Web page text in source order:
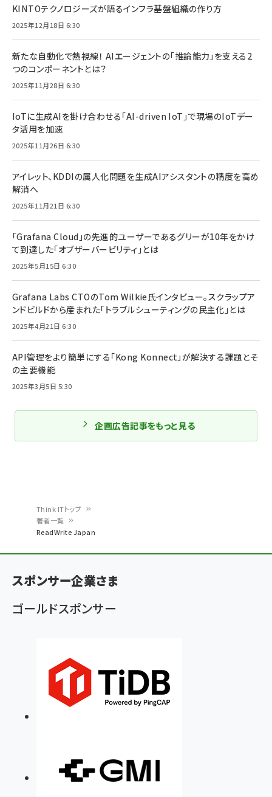
ン
く
ず
Think ITトップ
著者一覧
ReadWrite Japan
KINTOテクノロジーズが語るインフラ基盤組織の作り方
2025年12月18日 6:30
新たな自動化で熱視線！ AIエージェントの「推論能力」を支える2
つのコンポーネントとは？
2025年11月28日 6:30
IoTに生成AIを掛け合わせる「AI-driven IoT」で現場のIoTデー
タ活用を加速
2025年11月26日 6:30
アイレット、KDDIの属人化問題を生成AIアシスタントの精度を高め
解消へ
2025年11月21日 6:30
「Grafana Cloud」の先進的ユーザーであるグリーが10年をかけ
て到達した「オブザーバービリティ」とは
2025年5月15日 6:30
Grafana Labs CTOのTom Wilkie氏インタビュー。スクラップア
ンドビルドから産まれた「トラブルシューティングの民主化」とは
2025年4月21日 6:30
API管理をより簡単にする「Kong Konnect」が解決する課題とそ
の主要機能
2025年3月5日 5:30
企画広告記事をもっと見る
スポンサー企業さま
ゴールドスポンサー